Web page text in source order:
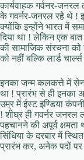
कार्यवाहक गर्वनर-जनरल
के गवर्नर-जनरल रहे थे !
क्योंकि इन्होंने भारत में
दिया था ! लेकिन एक
की सामाजिक संरचना को
को नहीं बल्कि लार्ड
इनका जन्म कलकत्ते में
था ! प्रारंभ से ही इनका
उम्र में ईस्ट इण्डिया
! शीघ्र ही गवर्नर जनरल
पहचानने की अपूर्व
सिंधिया के दरबार में
प्रारंभ कर, अनेक पदों पर